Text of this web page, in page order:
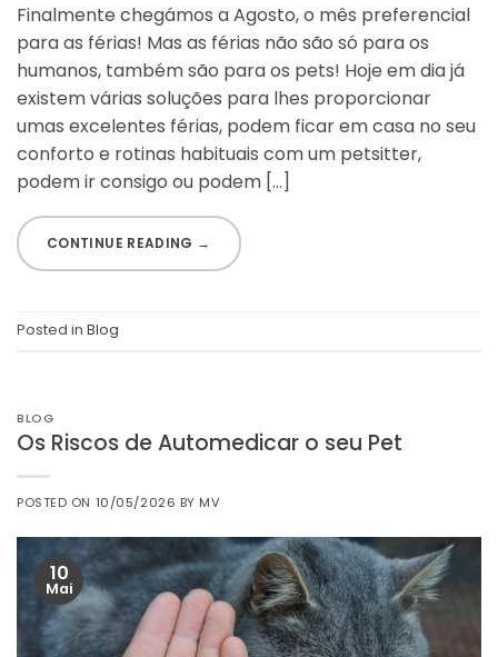
Finalmente chegámos a Agosto, o mês preferencial
para as férias! Mas as férias não são só para os
humanos, também são para os pets! Hoje em dia já
existem várias soluções para lhes proporcionar
umas excelentes férias, podem ficar em casa no seu
conforto e rotinas habituais com um petsitter,
podem ir consigo ou podem […]
CONTINUE READING →
Posted in Blog
BLOG
Os Riscos de Automedicar o seu Pet
POSTED ON 10/05/2026 BY MV
10
Mai